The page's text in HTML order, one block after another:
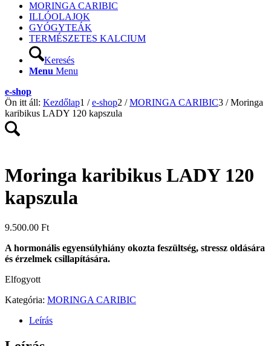
MORINGA CARIBIC
ILLÓOLAJOK
GYÓGYTEÁK
TERMÉSZETES KALCIUM
Keresés
Menu Menu
e-shop
Ön itt áll: Kezdőlap1 / e-shop2 / MORINGA CARIBIC3 / Moringa
karibikus LADY 120 kapszula
Moringa karibikus LADY 120
kapszula
9.500.00 Ft
A hormonális egyensúlyhiány okozta feszültség, stressz oldására
és érzelmek csillapítására.
Elfogyott
Kategória: MORINGA CARIBIC
Leírás